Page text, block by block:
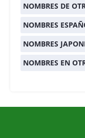
NOMBRES DE
NOMBRES
NOMBRES
NOMBRES EN